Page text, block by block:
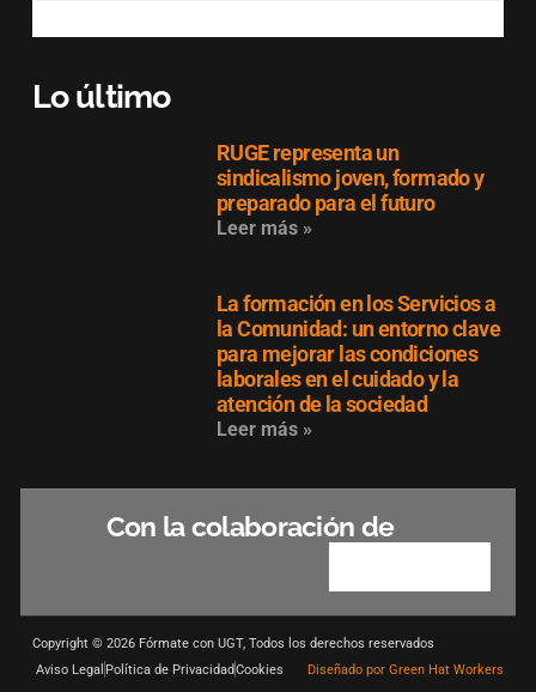
Lo último
RUGE representa un
sindicalismo joven, formado y
preparado para el futuro
Leer más »
La formación en los Servicios a
la Comunidad: un entorno clave
para mejorar las condiciones
laborales en el cuidado y la
atención de la sociedad
Leer más »
Con la colaboración de
Copyright © 2026 Fórmate con UGT, Todos los derechos reservados
Aviso Legal Política de PrivacidadCookies Diseñado por Green Hat Workers